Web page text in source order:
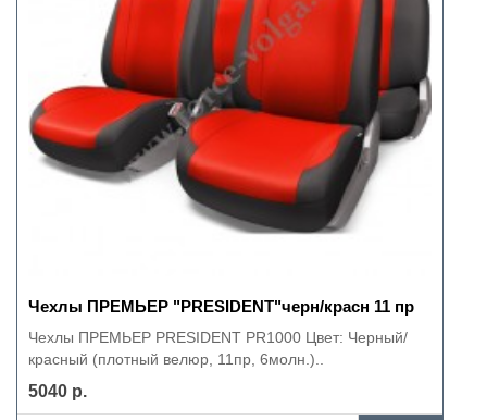
Чехлы ПРЕМЬЕР "PRESIDENT"черн/красн 11 пр
Чехлы ПРЕМЬЕР PRESIDENT PR1000 Цвет: Черный/
красный (плотный велюр, 11пр, 6молн.)..
5040 р.